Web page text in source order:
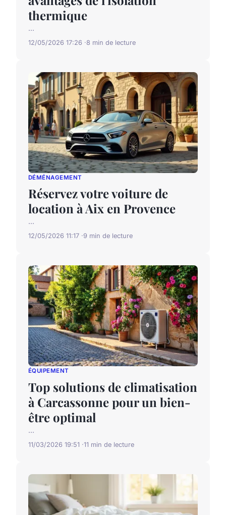
thermique
...
12/05/2026 17:26 8 min de lecture
DÉMÉNAGEMENT
Réservez votre voiture de
location à Aix en Provence
...
12/05/2026 11:17 9 min de lecture
ÉQUIPEMENT
Top solutions de climatisation
à Carcassonne pour un bien-
être optimal
...
11/03/2026 19:51 11 min de lecture